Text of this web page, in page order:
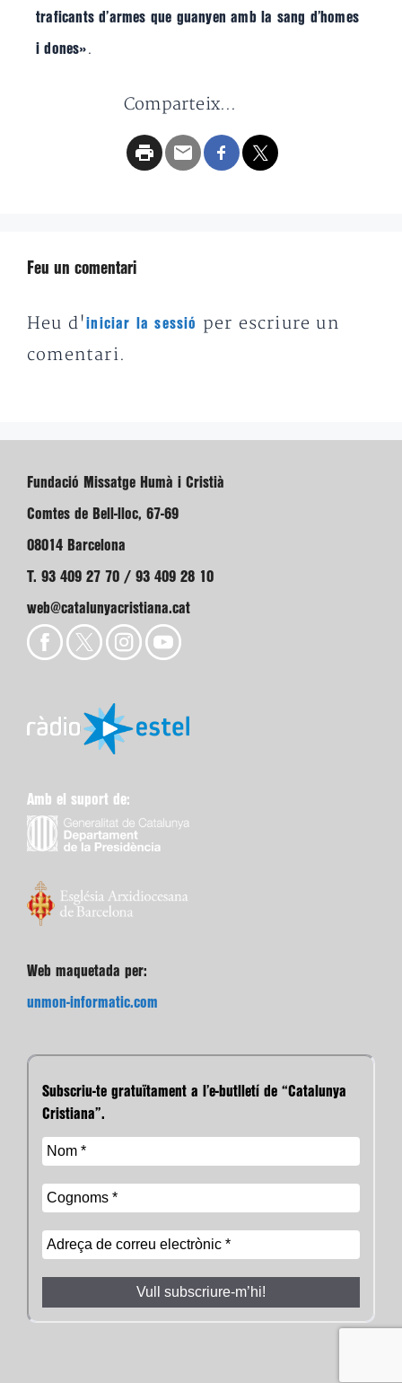
traficants d’armes que guanyen amb la sang d’homes
i dones» .
Comparteix...
Feu un comentari
Heu d'iniciar la sessió
per escriure un
comentari.
Fundació Missatge Humà i Cristià
Comtes de Bell-lloc, 67-69
08014 Barcelona
T. 93 409 27 70 / 93 409 28 10
web@catalunyacristiana.cat
Amb el suport de:
Web maquetada per:
unmon-informatic.com
Subscriu-te gratuïtament a l’e-butlletí de “Catalunya
Cristiana”.